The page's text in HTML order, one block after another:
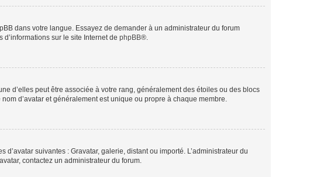
dans votre langue. Essayez de demander à un administrateur du forum
sur le site Internet de phpBB®.
d’elles peut être associée à votre rang, généralement des étoiles ou des blocs
d’avatar et généralement est unique ou propre à chaque membre.
suivantes : Gravatar, galerie, distant ou importé. L’administrateur du
contactez un administrateur du forum.